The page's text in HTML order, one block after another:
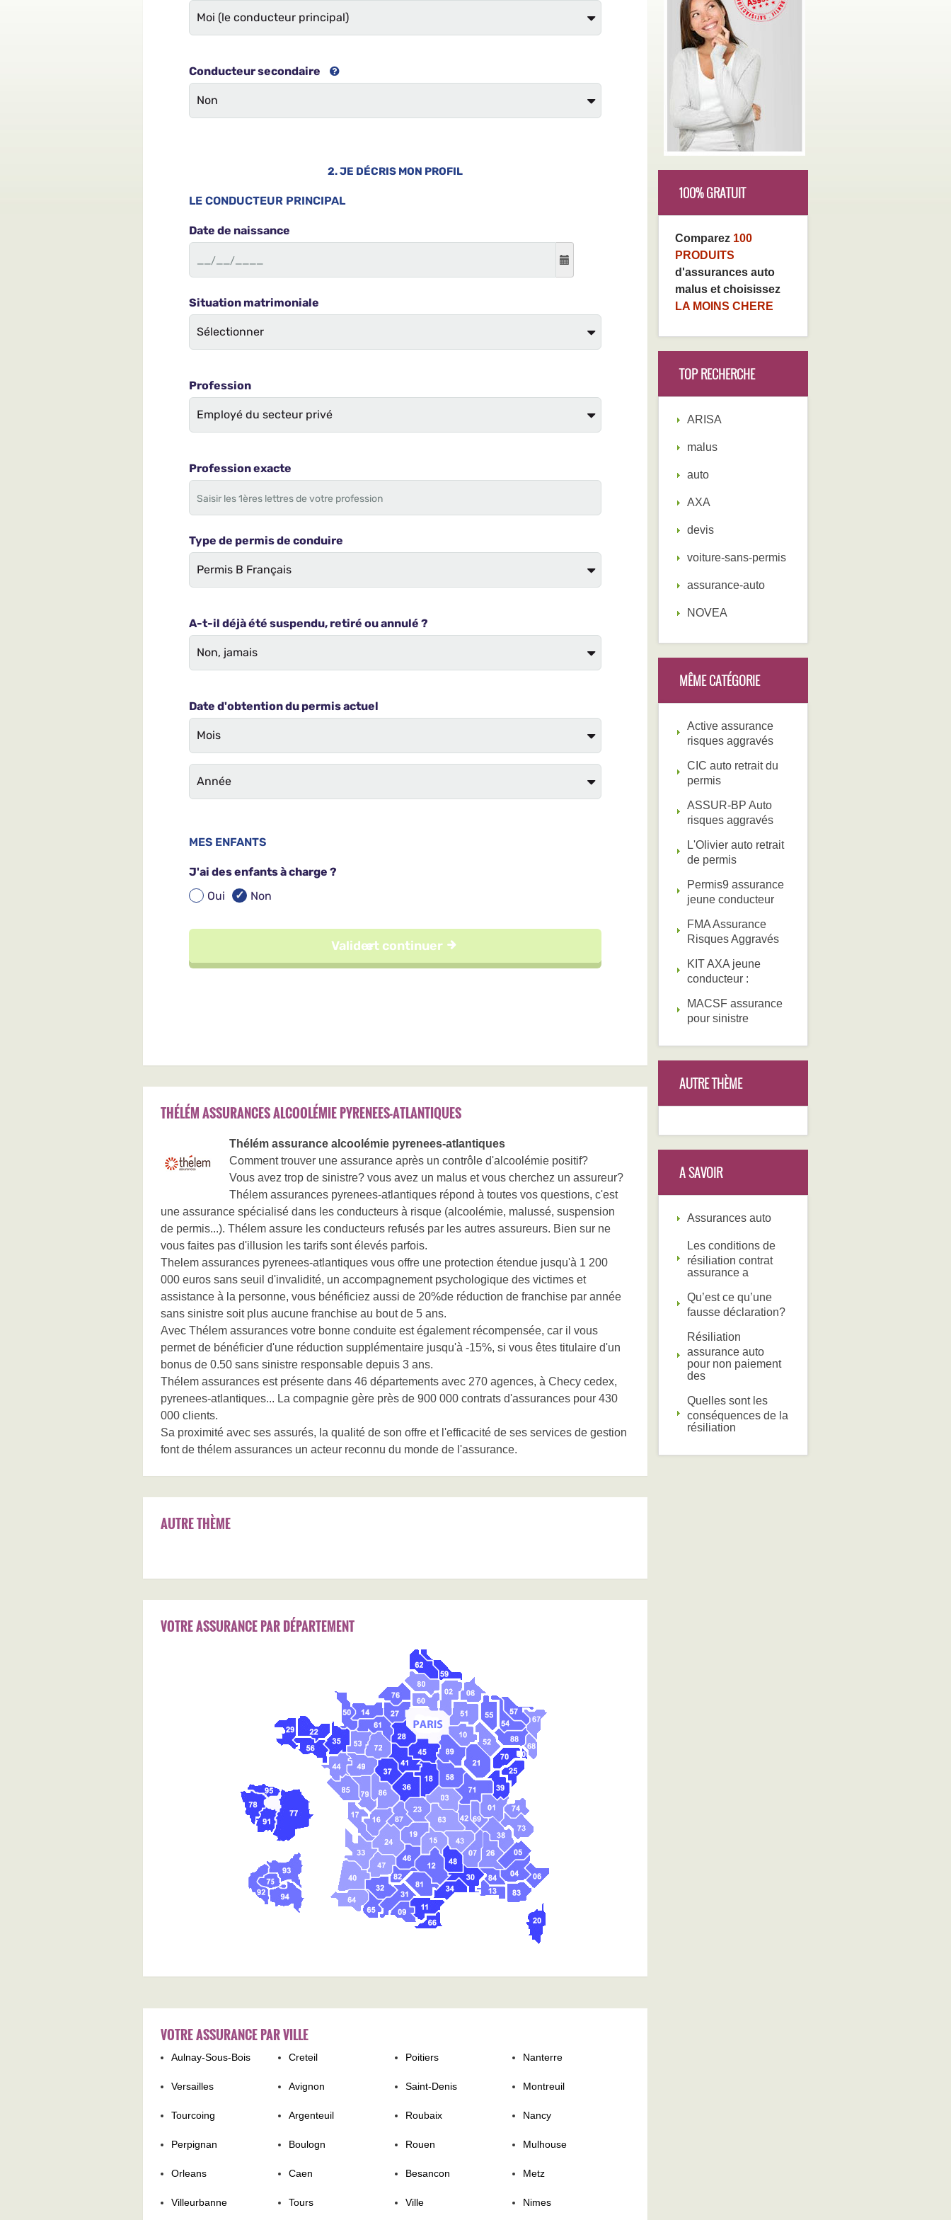
THÉLÉM ASSURANCES ALCOOLÉMIE PYRENEES-ATLANTIQUES
Thélém assurance alcoolémie pyrenees-atlantiques
Comment trouver une assurance après un contrôle d'alcoolémie positif?
Vous avez trop de sinistre? vous avez un malus et vous cherchez un assureur?
Thélem assurances pyrenees-atlantiques répond à toutes vos questions, c'est
une assurance spécialisé dans les conducteurs à risque (alcoolémie, malussé, suspension
de permis...). Thélem assure les conducteurs refusés par les autres assureurs. Bien sur ne
vous faites pas d'illusion les tarifs sont élevés parfois.
Thelem assurances pyrenees-atlantiques vous offre une protection étendue jusqu'à 1 200
000 euros sans seuil d'invalidité, un accompagnement psychologique des victimes et
assistance à la personne, vous bénéficiez aussi de 20%de réduction de franchise par année
sans sinistre soit plus aucune franchise au bout de 5 ans.
Avec Thélem assurances votre bonne conduite est également récompensée, car il vous
permet de bénéficier d'une réduction supplémentaire jusqu'à -15%, si vous êtes titulaire d'un
bonus de 0.50 sans sinistre responsable depuis 3 ans.
Thélem assurances est présente dans 46 départements avec 270 agences, à Checy cedex,
pyrenees-atlantiques... La compagnie gère près de 900 000 contrats d'assurances pour 430
000 clients.
Sa proximité avec ses assurés, la qualité de son offre et l'efficacité de ses services de gestion
font de thélem assurances un acteur reconnu du monde de l'assurance.
AUTRE THÈME
VOTRE ASSURANCE PAR DÉPARTEMENT
VOTRE ASSURANCE PAR VILLE
Aulnay-Sous-Bois Creteil Poitiers Nanterre
Versailles Avignon Saint-Denis Montreuil
Tourcoing Argenteuil Roubaix Nancy
Perpignan Boulogn Rouen Mulhouse
Orleans Caen Besancon Metz
Villeurbanne Tours Ville Nimes
100% GRATUIT
Comparez 100
PRODUITS
d'assurances auto
malus et choisissez
LA MOINS CHERE
TOP RECHERCHE
ARISA
malus
auto
AXA
devis
voiture-sans-permis
assurance-auto
NOVEA
MÊME CATÉGORIE
Active assurance
risques aggravés
CIC auto retrait du
permis
ASSUR-BP Auto
risques aggravés
L'Olivier auto retrait
de permis
Permis9 assurance
jeune conducteur
FMA Assurance
Risques Aggravés
KIT AXA jeune
conducteur :
MACSF assurance
pour sinistre
AUTRE THÈME
A SAVOIR
Assurances auto
Les conditions de
résiliation contrat
assurance a
Qu’est ce qu’une
fausse déclaration?
Résiliation
assurance auto
pour non paiement
des
Quelles sont les
conséquences de la
résiliation